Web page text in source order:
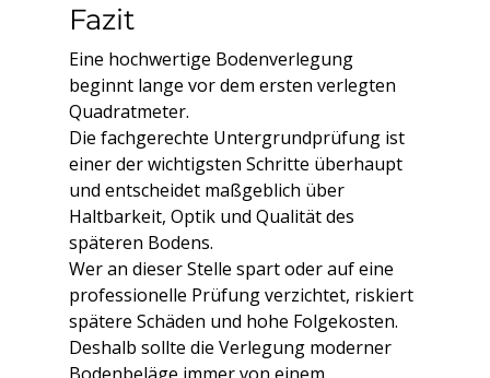
Fazit
Eine hochwertige Bodenverlegung
beginnt lange vor dem ersten verlegten
Quadratmeter.
Die fachgerechte Untergrundprüfung ist
einer der wichtigsten Schritte überhaupt
und entscheidet maßgeblich über
Haltbarkeit, Optik und Qualität des
späteren Bodens.
Wer an dieser Stelle spart oder auf eine
professionelle Prüfung verzichtet, riskiert
spätere Schäden und hohe Folgekosten.
Deshalb sollte die Verlegung moderner